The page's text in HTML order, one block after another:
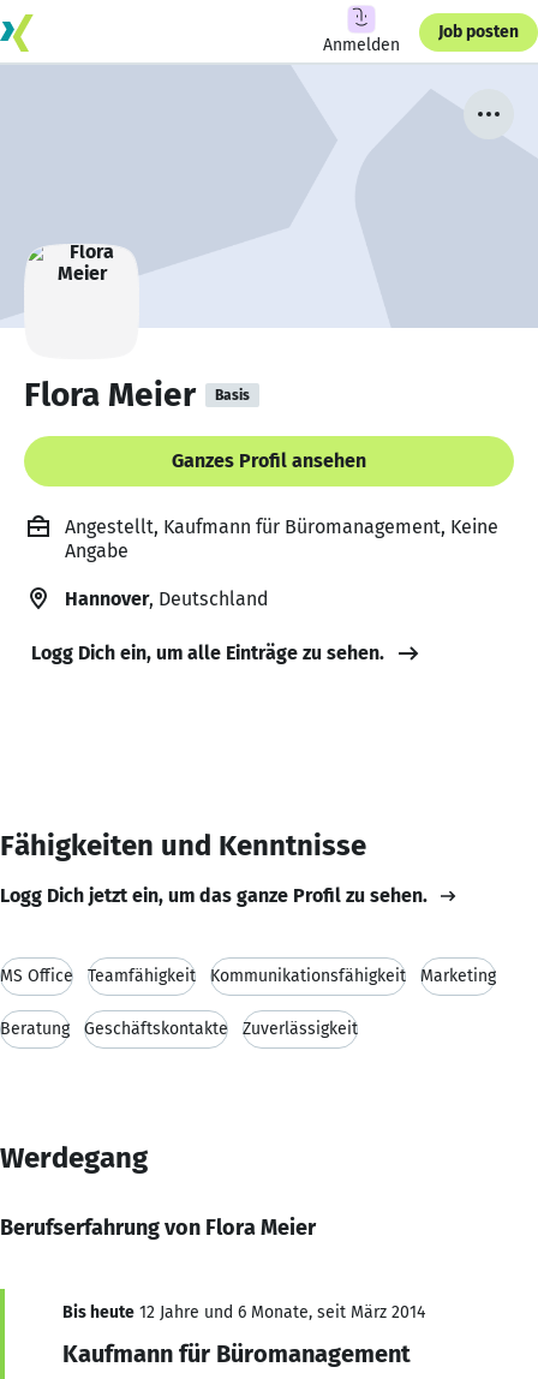
Anmelden
Job posten
Flora Meier Basis
Ganzes Profil ansehen
Angestellt, Kaufmann für Büromanagement, Keine
Angabe
Hannover, Deutschland
Logg Dich ein, um alle Einträge zu sehen.
Fähigkeiten und Kenntnisse
Logg Dich jetzt ein, um das ganze Profil zu sehen.
MS Office Teamfähigkeit Kommunikationsfähigkeit Marketing
Beratung Geschäftskontakte Zuverlässigkeit
Werdegang
Berufserfahrung von Flora Meier
Bis heute 12 Jahre und 6 Monate, seit März 2014
Kaufmann für Büromanagement